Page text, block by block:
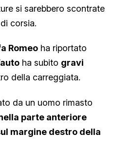
si sarebbero scontrate
corsia.
Romeo ha riportato
ha subito gravi
della carreggiata.
da un uomo rimasto
parte anteriore
margine destro della